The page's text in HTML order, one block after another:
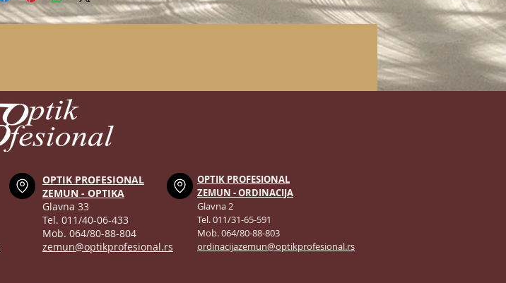
OPTIK PROFESIONAL
ZEMUN - OPTIKA
Glavna 33
Tel. 011/40-06-433
Mob. 064/80-88-804
zemun@optikprofesional.rs
OPTIK PROFESIONAL
ZEMUN - ORDINACIJA
Glavna 2
Tel. 011/31-65-591
Mob. 064/80-88-803
ordinacijazemun@optikprofesional.rs